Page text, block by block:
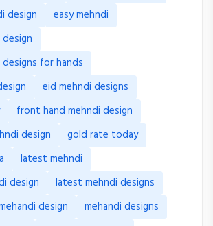
design
easy mehndi
for hands
eid mehndi designs
front hand mehndi design
design
gold rate today
latest mehndi
design
latest mehndi designs
design
mehandi designs